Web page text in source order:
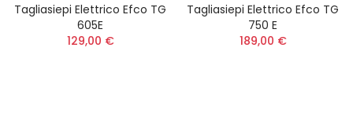
Tagliasiepi Elettrico Efco TG
605E
129,00 €
Tagliasiepi Elettrico Efco TG
750 E
189,00 €